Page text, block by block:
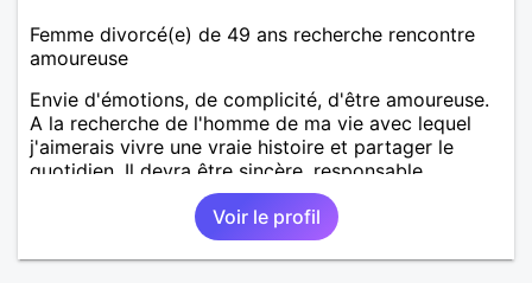
Femme divorcé(e) de 49 ans recherche rencontre
amoureuse
Envie d'émotions, de complicité, d'être amoureuse.
A la recherche de l'homme de ma vie avec lequel
j'aimerais vivre une vraie histoire et partager le
quotidien. Il devra être sincère, responsable,
ambitieux, entreprenant, fort de caractère et avec le
sens de l'humour. Il saura me chouchouter et me
mettre en valeur, me donner son amour et attention.
Merci de m'avoir lu et à bientôt...
Voir le profil